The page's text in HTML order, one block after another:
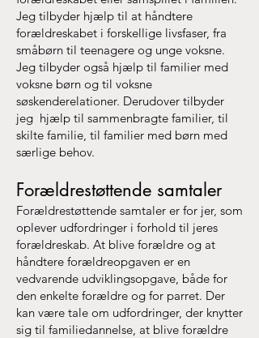
Jeg tilbyder hjælp til at håndtere
forældreskabet i forskellige livsfaser, fra
småbørn til teenagere og unge voksne.
Jeg tilbyder også hjælp til familier med
voksne børn og til voksne
søskenderelationer. Derudover tilbyder
jeg hjælp til sammenbragte familier, til
skilte familie, til familier med børn med
særlige behov.
Forældrestøttende samtaler
Forældrestøttende samtaler er for jer, som
oplever udfordringer i forhold til jeres
forældreskab. At blive forældre og at
håndtere forældreopgaven er en
vedvarende udviklingsopgave, både for
den enkelte forældre og for parret. Der
kan være tale om udfordringer, der knytter
sig til familiedannelse, at blive forældre